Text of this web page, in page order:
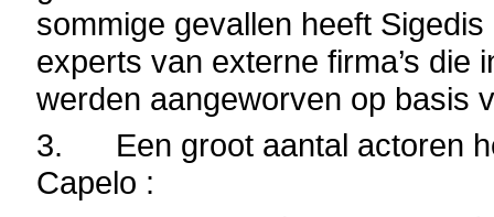
sommige gevallen heeft
experts van externe firma’s die
werden aangeworven op basis
3. Een groot aantal actoren
Capelo :